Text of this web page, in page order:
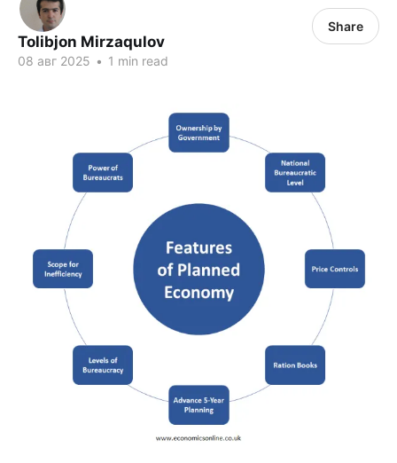
Tolibjon Mirzaqulov
08 авг 2025 • 1 min read
Share